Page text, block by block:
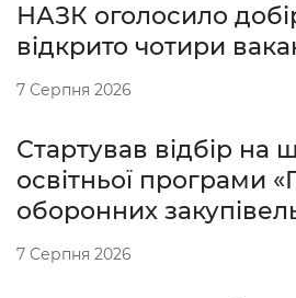
НАЗК оголосило
відкрито чотири
7 Серпня 2026
Стартував відбір на
освітньої програми
оборонних
7 Серпня 2026